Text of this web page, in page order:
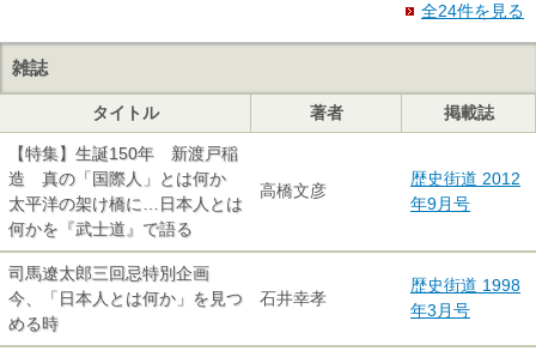
全24件を見る
雑誌
タイトル 著者 掲載誌
【特集】生誕150年 新渡戸稲
造 真の「国際人」とは何か
太平洋の架け橋に…日本人とは
何かを『武士道』で語る
高橋文彦
歴史街道 2012
年9月号
司馬遼太郎三回忌特別企画
今、「日本人とは何か」を見つ
める時
石井幸孝
歴史街道 1998
年3月号